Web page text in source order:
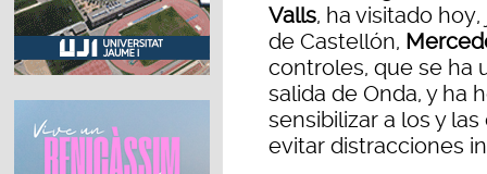
Valls, ha visitado
de Castellón,
controles, que se ha
salida de Onda, y ha
sensibilizar a los y
evitar distracciones